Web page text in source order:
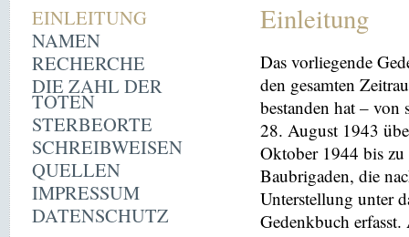
EINLEITUNG
NAMEN
RECHERCHE
DIE ZAHL DER
TOTEN
STERBEORTE
SCHREIBWEISEN
QUELLEN
IMPRESSUM
DATENSCHUTZ
Einleitung
Das vorliegende
den gesamten
bestanden hat –
28. August 1943
Oktober 1944 bis
Baubrigaden, die
Unterstellung unter
Gedenkbuch